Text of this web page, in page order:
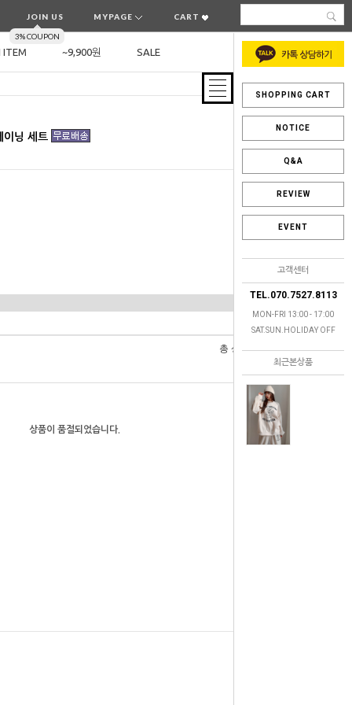
SHOPPING CART
NOTICE
Q&A
REVIEW
EVENT
고객센터
TEL.070.7527.8113
MON-FRI 13:00 - 17:00
SAT.SUN.HOLIDAY OFF
최근본상품
JOIN US
3% COUPON
MYPAGE CART
ITEM ~9,900원 SALE
이닝 세트
총 상품 금액
상품이 품절되었습니다.